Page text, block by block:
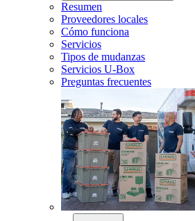
Resumen
Proveedores locales
Cómo funciona
Servicios
Tipos de mudanzas
Servicios U-Box
Preguntas frecuentes